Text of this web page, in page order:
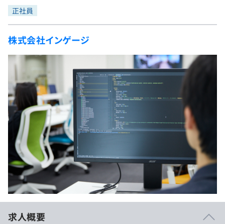
インターン
新卒エージェント
イベント・セミナー
インタビュー
就活成功ガイド
問題集
4択課題
ナレッジ
リファレンス
プラン
個人向けプラン
法人向けプラン
学校向けプラン
契約内容・クーポン
プログラミング言語
評価結果一覧
再チャレンジ結果一覧
ゲーム・マンガ
Tech Team Journal
paiza times
note
paizaとは？
正社員
株式会社インゲージ
求人概要